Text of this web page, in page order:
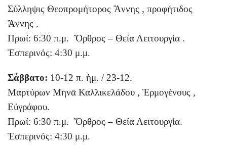
Σύλληψις Θεοπρομήτορος Ἂννης , προφήτιδος
Ἂννης .
Πρωί: 6:30 π.μ. Ὄρθρος – Θεία Λειτουργία .
Ἑσπερινός: 4:30 μ.μ.
Σάββατο: 10-12 π. ἡμ. / 23-12.
Μαρτύρων Μηνᾱ Καλλικελάδου , Ἑρμογένους ,
Εὐγράφου.
Πρωί: 6:30 π.μ. Ὄρθρος – Θεία Λειτουργία.
Ἑσπερινός: 4:30 μ.μ.